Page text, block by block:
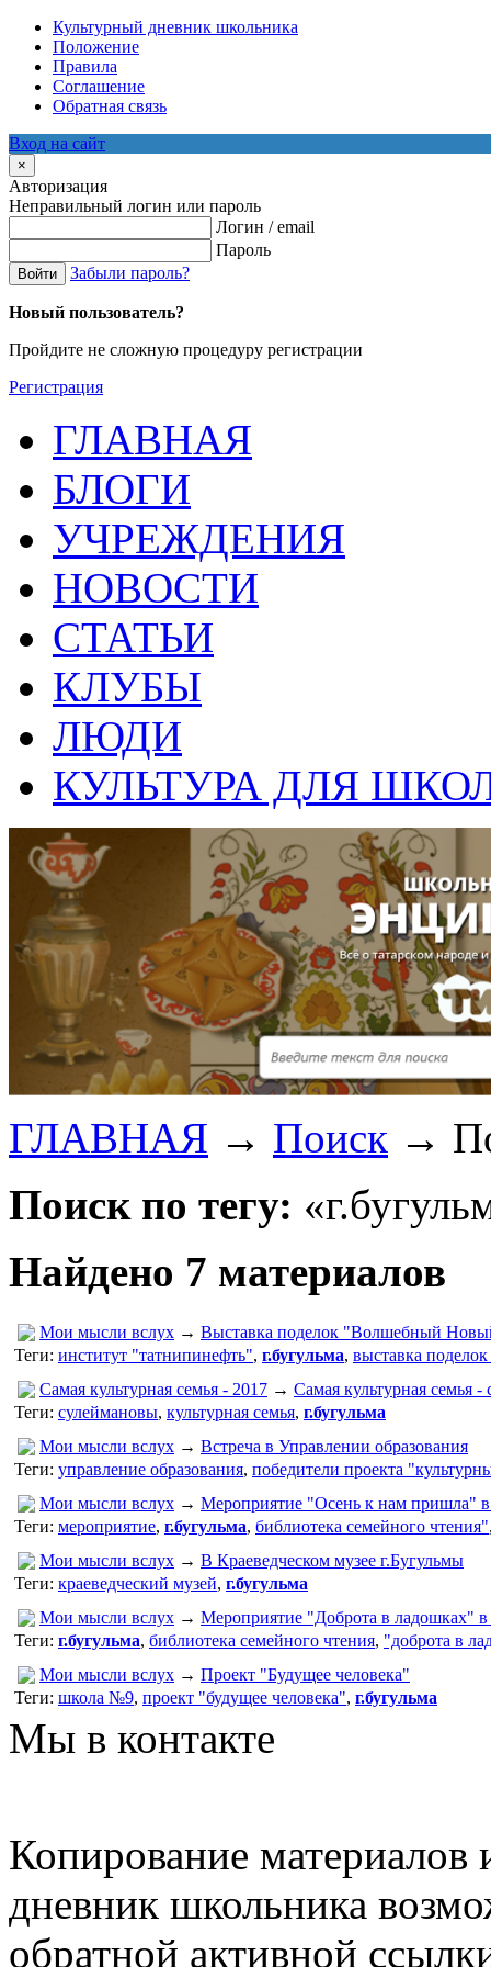
Культурный дневник школьника
Положение
Правила
Соглашение
Обратная связь
Вход на сайт
×
Авторизация
Неправильный логин или пароль
Логин / email
Пароль
Войти Забыли пароль?
Новый пользователь?
Пройдите не сложную процедуру регистрации
Регистрация
ГЛАВНАЯ
БЛОГИ
УЧРЕЖДЕНИЯ
НОВОСТИ
СТАТЬИ
КЛУБЫ
ЛЮДИ
КУЛЬТУРА ДЛЯ
ГЛАВНАЯ → Поиск →
Поиск по тегу:
Найдено 7 материалов
Мои мысли вслух → Выставка поделок "Волшебный
Теги: институт "татнипинефть", г.бугульма, выставка
Самая культурная семья - 2017 → Самая культурная семья
Теги: сулеймановы, культурная семья, г.бугульма
Мои мысли вслух → Встреча в Управлении образования
Теги: управление образования, победители проекта
Мои мысли вслух → Мероприятие "Осень к нам пришла" в
Теги: мероприятие, г.бугульма, библиотека семейного чтения"
Мои мысли вслух → В Краеведческом музее г.Бугульмы
Теги: краеведческий музей, г.бугульма
Мои мысли вслух → Мероприятие "Доброта в ладошках" в
Теги: г.бугульма, библиотека семейного чтения, "доброта в
Мои мысли вслух → Проект "Будущее человека"
Теги: школа №9, проект "будущее человека", г.бугульма
Мы в контакте
Копирование материалов
дневник школьника
обратной активной